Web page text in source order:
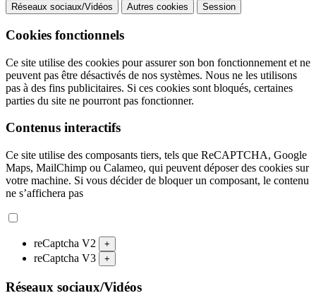
Réseaux sociaux/Vidéos
Autres cookies Session
Cookies fonctionnels
Ce site utilise des cookies pour assurer son bon fonctionnement et ne
peuvent pas être désactivés de nos systèmes. Nous ne les utilisons
pas à des fins publicitaires. Si ces cookies sont bloqués, certaines
parties du site ne pourront pas fonctionner.
Contenus interactifs
Ce site utilise des composants tiers, tels que ReCAPTCHA, Google
Maps, MailChimp ou Calameo, qui peuvent déposer des cookies sur
votre machine. Si vous décider de bloquer un composant, le contenu
ne s’affichera pas
reCaptcha V2 +
reCaptcha V3 +
Réseaux sociaux/Vidéos